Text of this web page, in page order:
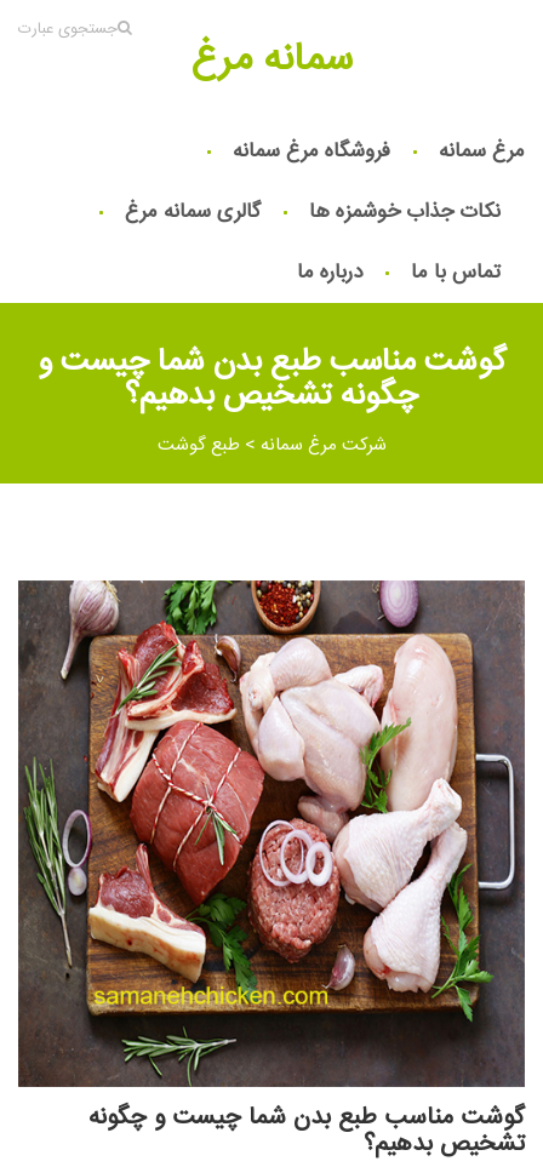
جستجوی عبارت سمانه مرغ
مرغ سمانه
فروشگاه مرغ سمانه
نکات جذاب خوشمزه ها
گالری سمانه مرغ
تماس با ما
درباره ما
گوشت مناسب طبع بدن شما چیست و
چگونه تشخیص بدهیم؟
شرکت مرغ سمانه > طبع گوشت
گوشت مناسب طبع بدن شما چیست و چگونه
تشخیص بدهیم؟